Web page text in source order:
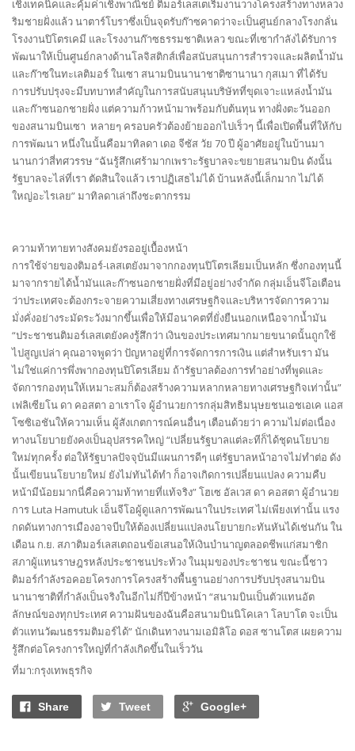
เชิงเทคนิคและคุ้มค่าเชิงพาณิชย์ ติมอร์เลสเตเริ่มงานวางโครงสร้างทางหลวง
ริมชายฝั่งแล้ว นาตาร์โบราซึ่งเป็นจุดรับก๊าซคาดว่าจะเป็นศูนย์กลางโรงกลั่น
โรงงานปิโตรเคมี และโรงงานก๊าซธรรมชาติเหลว ขณะที่เซากำลังได้รับการ
พัฒนาให้เป็นศูนย์กลางด้านโลจิสติกส์เพื่อสนับสนุนการสำรวจและผลิตน้ำมัน
และก๊าซในทะเลติมอร์ ในเซา สนามบินนานาชาติซานานา กุสเมา ที่ได้รับ
การปรับปรุงจะมีบทบาทสำคัญในการสนับสนุนบริษัทที่ขุดเจาะแหล่งน้ำมัน
และก๊าซนอกชายฝั่ง แต่ความก้าวหน้ามาพร้อมกับต้นทุน ทางฝั่งตะวันออก
ของสนามบินเซา หลายๆ ครอบครัวต้องย้ายออกไปเร็วๆ นี้เพื่อเปิดพื้นที่ให้กับ
การพัฒนา หนึ่งในนั้นคือมาทิลดา เดอ จีซัส วัย 70 ปี ผู้อาศัยอยู่ในบ้านมา
นานกว่าสี่ทศวรรษ “ฉันรู้สึกเศร้ามากเพราะรัฐบาลจะขยายสนามบิน ดังนั้น
รัฐบาลจะไล่ที่เรา ตัดสินใจแล้ว เราปฏิเสธไม่ได้ บ้านหลังนี้เล็กมาก ไม่ได้
ใหญ่อะไรเลย” มาทิลดาเล่าถึงชะตากรรม
ความท้าทายทางสังคมยังรออยู่เบื้องหน้า
การใช้จ่ายของติมอร์-เลสเตยังมาจากกองทุนปิโตรเลียมเป็นหลัก ซึ่งกองทุนนี้
มาจากรายได้น้ำมันและก๊าซนอกชายฝั่งที่มีอยู่อย่างจำกัด กลุ่มเอ็นจีโอเตือน
ว่าประเทศจะต้องกระจายความเสี่ยงทางเศรษฐกิจและบริหารจัดการความ
มั่งคั่งอย่างระมัดระวังมากขึ้นเพื่อให้มีอนาคตที่ยั่งยืนนอกเหนือจากน้ำมัน
“ประชาชนติมอร์เลสเตยังคงรู้สึกว่า เงินของประเทศมากมายขนาดนั้นถูกใช้
ไปสูญเปล่า คุณอาจพูดว่า ปัญหาอยู่ที่การจัดการการเงิน แต่สำหรับเรา มัน
ไม่ใช่แค่การพึ่งพากองทุนปิโตรเลียม ถ้ารัฐบาลต้องการทำอย่างที่พูดและ
จัดการกองทุนให้เหมาะสมก็ต้องสร้างความหลากหลายทางเศรษฐกิจเท่านั้น”
เฟลิเซียโน ดา คอสตา อาเราโจ ผู้อำนวยการกลุ่มสิทธิมนุษยชนเอชเอเค แอส
โซซิเอชันให้ความเห็น ผู้สังเกตการณ์คนอื่นๆ เตือนด้วยว่า ความไม่ต่อเนื่อง
ทางนโยบายยังคงเป็นอุปสรรคใหญ่ “เปลี่ยนรัฐบาลแต่ละทีก็ได้ชุดนโยบาย
ใหม่ทุกครั้ง ต่อให้รัฐบาลปัจจุบันมีแผนการดีๆ แต่รัฐบาลหน้าอาจไม่ทำต่อ ดัง
นั้นเขียนนโยบายใหม่ ยังไม่ทันได้ทำ ก็อาจเกิดการเปลี่ยนแปลง ความคืบ
หน้ามีน้อยมากนี่คือความท้าทายที่แท้จริง” โฮเซ อัลเวส ดา คอสตา ผู้อำนวย
การ Luta Hamutuk เอ็นจีโอผู้ดูแลการพัฒนาในประเทศ ไม่เพียงเท่านั้น แรง
กดดันทางการเมืองอาจบีบให้ต้องเปลี่ยนแปลงนโยบายกะทันหันได้เช่นกัน ใน
เดือน ก.ย. สภาติมอร์เลสเตถอนข้อเสนอให้เงินบำนาญตลอดชีพแก่สมาชิก
สภาผู้แทนราษฎรหลังประชาชนประท้วง ในมุมของประชาชน ขณะนี้ชาว
ติมอร์กำลังรอคอยโครงการโครงสร้างพื้นฐานอย่างการปรับปรุงสนามบิน
นานาชาติที่กำลังเป็นจริงในอีกไม่กี่ปีข้างหน้า “สนามบินเป็นตัวแทนอัต
ลักษณ์ของทุกประเทศ ความฝันของฉันคือสนามบินนิโคเลา โลบาโต จะเป็น
ตัวแทนวัฒนธรรมติมอร์ได้” นักเดินทางนามเอมิลิโอ ดอส ซานโตส เผยความ
รู้สึกต่อโครงการใหญ่ที่กำลังเกิดขึ้นในเร็ววัน
ที่มา:กรุงเทพธุรกิจ
Share Tweet Google+